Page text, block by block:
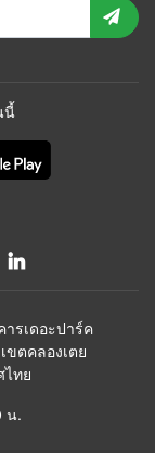
นี้
รเดอะปาร์ค
ขตคลองเตย
ไทย
น.